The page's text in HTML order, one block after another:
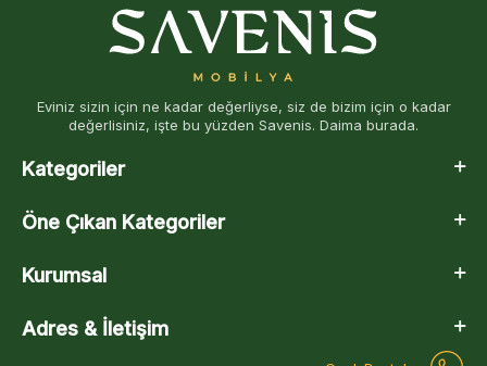
Eviniz sizin için ne kadar değerliyse, siz de bizim için o kadar
değerlisiniz, işte bu yüzden Savenis. Daima burada.
Kategoriler
Öne Çıkan Kategoriler
Kurumsal
Adres & İletişim